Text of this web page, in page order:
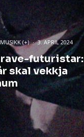
MUSIKK (+) · 3. APRIL 2024
futuristar:
skal vekkja